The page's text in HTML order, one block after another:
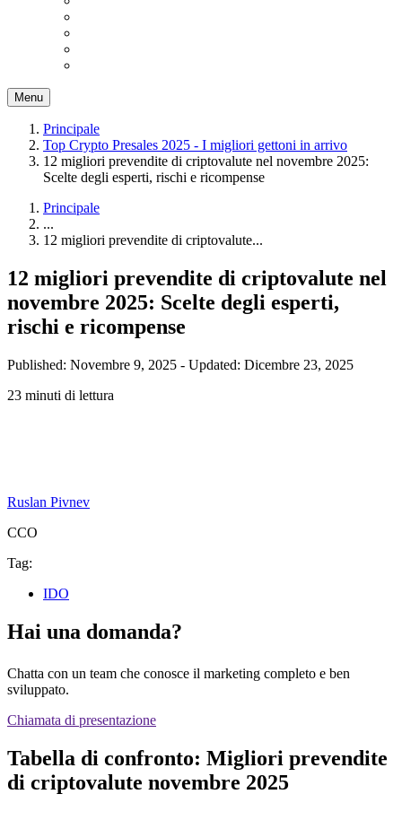
Menu
Principale
Top Crypto Presales 2025 - I migliori gettoni in arrivo
12 migliori prevendite di criptovalute nel novembre 2025:
Scelte degli esperti, rischi e ricompense
Principale
...
12 migliori prevendite di criptovalute...
12 migliori prevendite di criptovalute nel
novembre 2025: Scelte degli esperti,
rischi e ricompense
Published: Novembre 9, 2025 - Updated: Dicembre 23, 2025
23 minuti di lettura
Ruslan Pivnev
CCO
Tag:
IDO
Hai una domanda?
Chatta con un team che conosce il marketing completo e ben
sviluppato.
Chiamata di presentazione
Tabella di confronto: Migliori prevendite
di criptovalute novembre 2025